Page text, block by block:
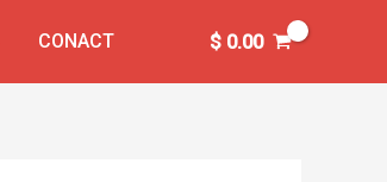
CONACT $0.00